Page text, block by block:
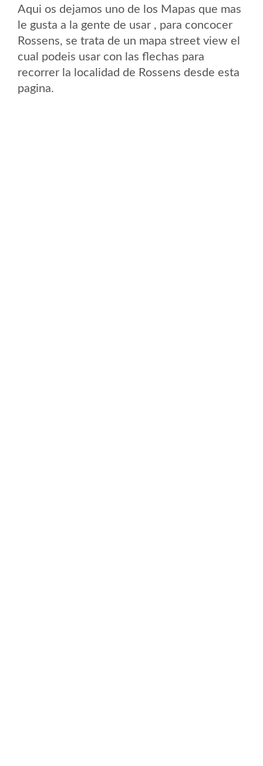
Aqui os dejamos uno de los Mapas que mas
le gusta a la gente de usar , para concocer
Rossens, se trata de un mapa street view el
cual podeis usar con las flechas para
recorrer la localidad de Rossens desde esta
pagina.